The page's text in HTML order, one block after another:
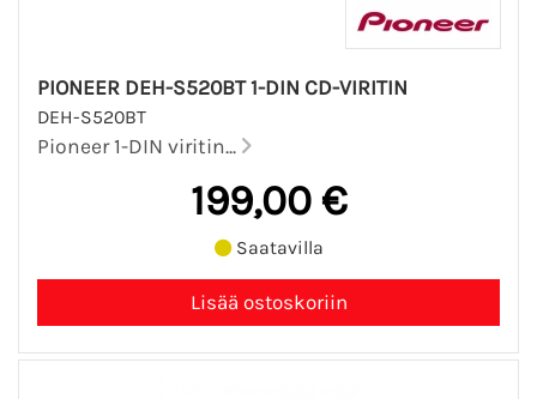
PIONEER DEH-S520BT 1-DIN CD-VIRITIN
DEH-S520BT
Pioneer 1-DIN viritin...
199,00 €
Saatavilla